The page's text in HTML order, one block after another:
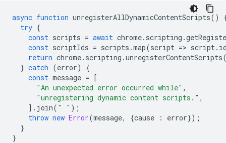
async function unregisterAllDynamicContentScripts()
try {
const scripts = await chrome. scripting .
const scriptIds = scripts .map(script => script.
return chrome. scripting .unregisterContentScripts
} catch (error)
{
const message = [
"An unexpected error occurred while" ,
"unregistering dynamic content scripts." ,
]. join( " " );
throw new Error(message, {cause : error});
}
}